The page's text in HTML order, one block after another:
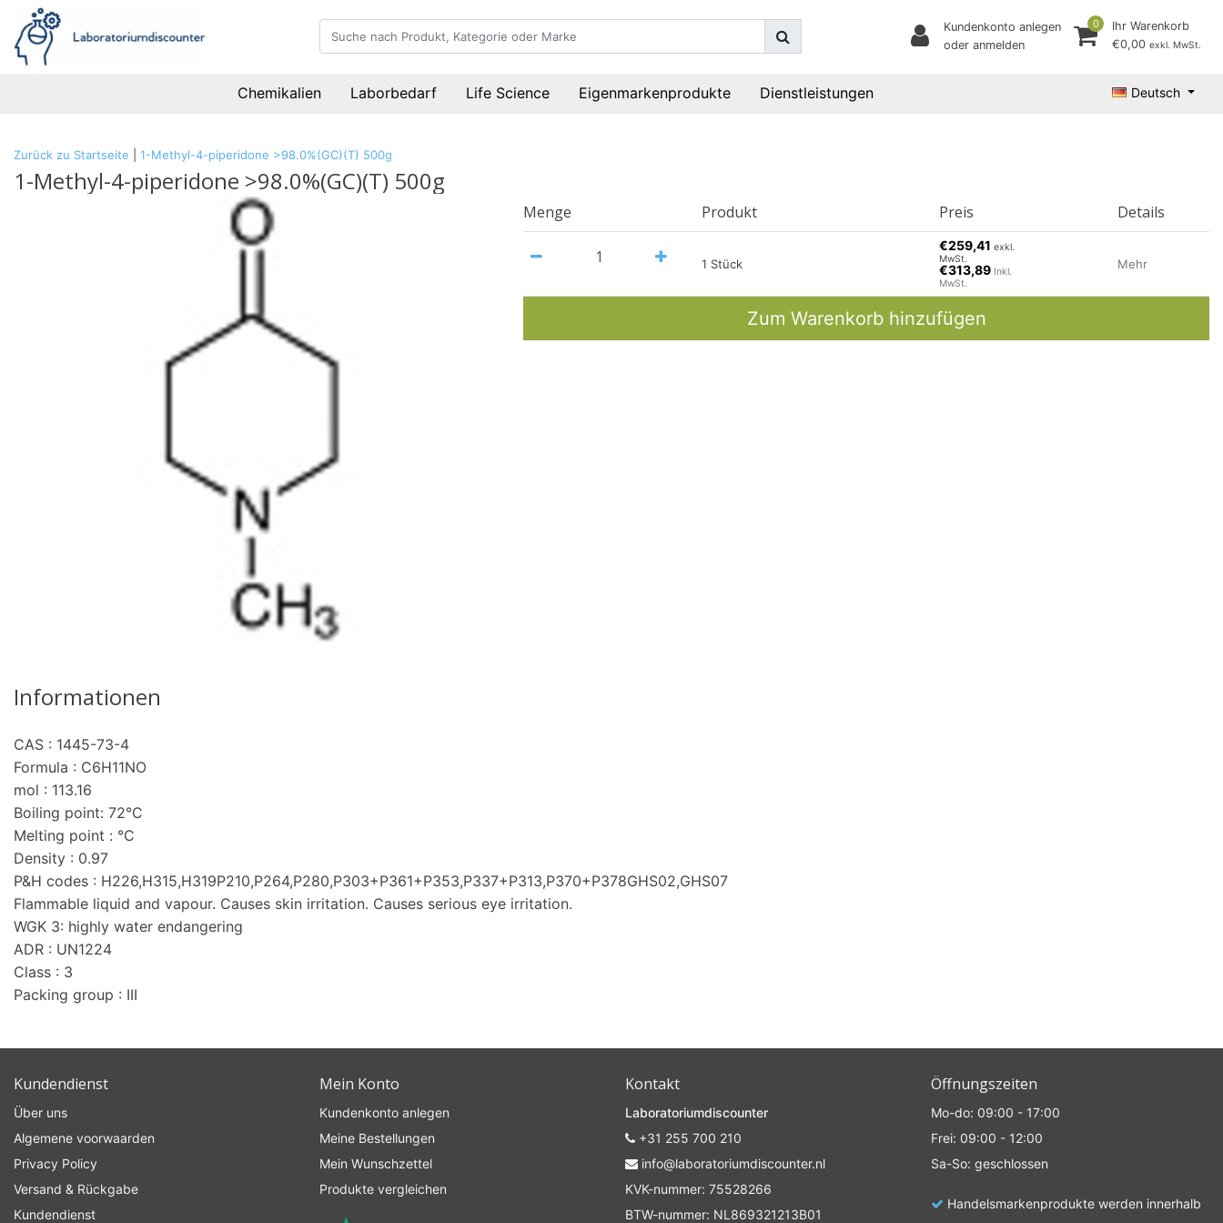
Kundenkonto anlegen
oder anmelden
0
Ihr Warenkorb
€0,00 exkl. MwSt.
Chemikalien Laborbedarf Life Science Eigenmarkenprodukte Dienstleistungen Deutsch
Zurück zu Startseite 1-Methyl-4-piperidone >98.0%(GC)(T) 500g
1-Methyl-4-piperidone >98.0%(GC)(T) 500g
Menge Produkt Preis Details
1 Stück
€259,41exkl.
MwSt.
€313,89 Inkl.
MwSt.
Mehr
Zum Warenkorb hinzufügen
Informationen
CAS : 1445-73-4
Formula : C6H11NO
mol : 113.16
Boiling point: 72°C
Melting point : °C
Density : 0.97
P&H codes : H226,H315,H319P210,P264,P280,P303+P361+P353,P337+P313,P370+P378GHS02,GHS07
Flammable liquid and vapour. Causes skin irritation. Causes serious eye irritation.
WGK 3: highly water endangering
ADR : UN1224
Class : 3
Packing group : III
Kundendienst
Über uns
Algemene voorwaarden
Privacy Policy
Versand & Rückgabe
Kundendienst
Mein Konto
Kundenkonto anlegen
Meine Bestellungen
Mein Wunschzettel
Produkte vergleichen
Kontakt
Laboratoriumdiscounter
+31 255 700 210
info@laboratoriumdiscounter.nl
KVK-nummer: 75528266
BTW-nummer: NL869321213B01
Öffnungszeiten
Mo-do: 09:00 - 17:00
Frei: 09:00 - 12:00
Sa-So: geschlossen
Handelsmarkenprodukte werden innerhalb